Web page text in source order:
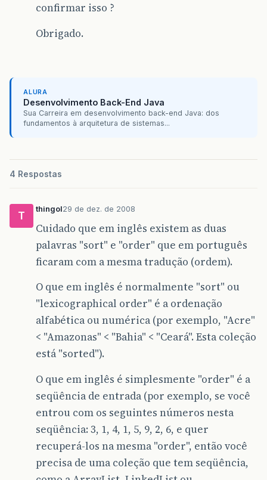
confirmar isso ?
Obrigado.
ALURA
Desenvolvimento Back-End Java
Sua Carreira em desenvolvimento back-end Java: dos
fundamentos à arquitetura de sistemas...
4 Respostas
T
thingol29 de dez. de 2008
Cuidado que em inglês existem as duas
palavras "sort" e "order" que em português
ficaram com a mesma tradução (ordem).
O que em inglês é normalmente "sort" ou
"lexicographical order" é a ordenação
alfabética ou numérica (por exemplo, "Acre"
< "Amazonas" < "Bahia" < "Ceará". Esta coleção
está "sorted").
O que em inglês é simplesmente "order" é a
seqüência de entrada (por exemplo, se você
entrou com os seguintes números nesta
seqüência: 3, 1, 4, 1, 5, 9, 2, 6, e quer
recuperá-los na mesma "order", então você
precisa de uma coleção que tem seqüência,